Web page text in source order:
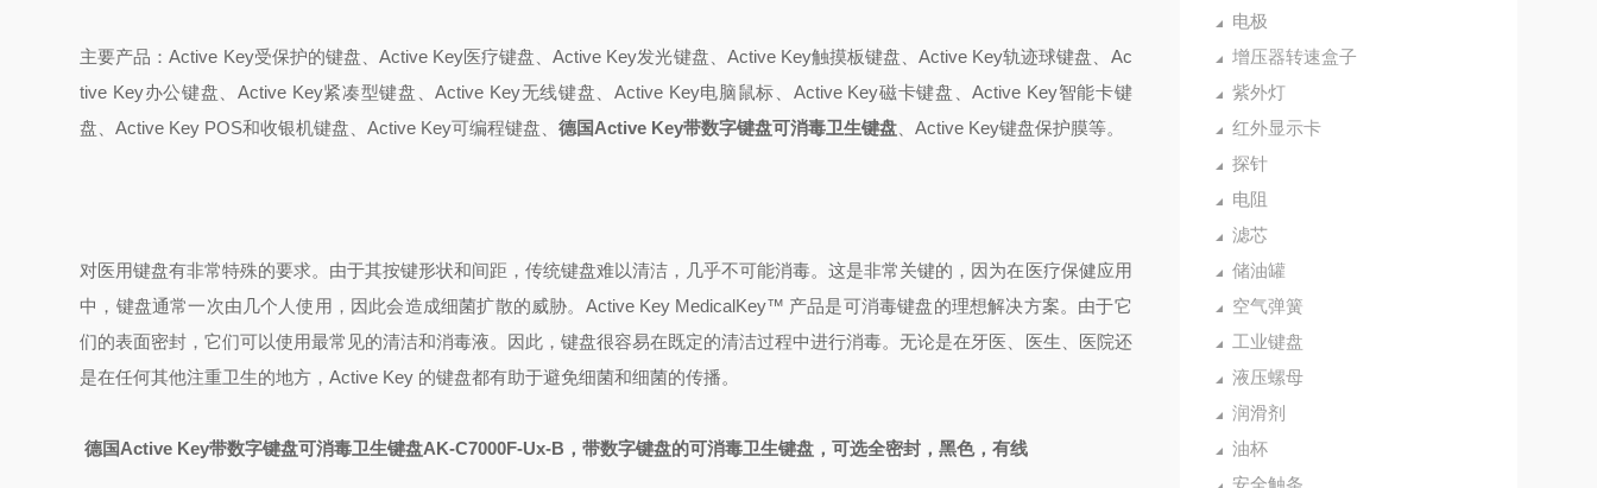
电极
增压器转速盒子
紫外灯
红外显示卡
探针
电阻
滤芯
储油罐
空气弹簧
工业键盘
液压螺母
润滑剂
油杯
安全触条
主要产品：Active Key受保护的键盘、Active Key医疗键盘、Active Key发光键盘、Active Key触摸板键盘、Active Key轨迹球键盘、Ac
tive Key办公键盘、Active Key紧凑型键盘、Active Key无线键盘、Active Key电脑鼠标、Active Key磁卡键盘、Active Key智能卡键
盘、Active Key POS和收银机键盘、Active Key可编程键盘、德国Active Key带数字键盘可消毒卫生键盘 、Active Key键盘保护膜等。
对医用键盘有非常特殊的要求。由于其按键形状和间距，传统键盘难以清洁，几乎不可能消毒。这是非常关键的，因为在医疗保健应用
中，键盘通常一次由几个人使用，因此会造成细菌扩散的威胁。Active Key MedicalKey™ 产品是可消毒键盘的理想解决方案。由于它
们的表面密封，它们可以使用最常见的清洁和消毒液。因此，键盘很容易在既定的清洁过程中进行消毒。无论是在牙医、医生、医院还
是在任何其他注重卫生的地方，Active Key 的键盘都有助于避免细菌和细菌的传播。
德国Active Key带数字键盘可消毒卫生键盘AK-C7000F-Ux-B，带数字键盘的可消毒卫生键盘，可选全密封，黑色，有线